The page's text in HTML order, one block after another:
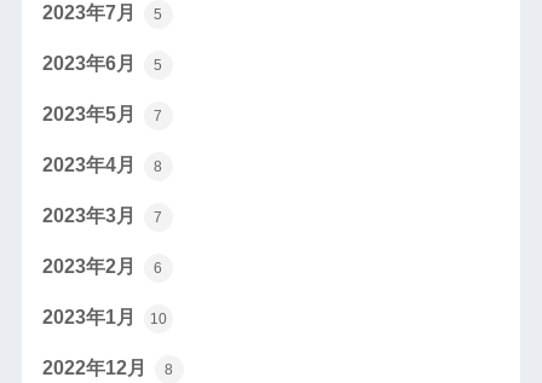
2023年7月 5
2023年6月 5
2023年5月 7
2023年4月 8
2023年3月 7
2023年2月 6
2023年1月 10
2022年12月 8